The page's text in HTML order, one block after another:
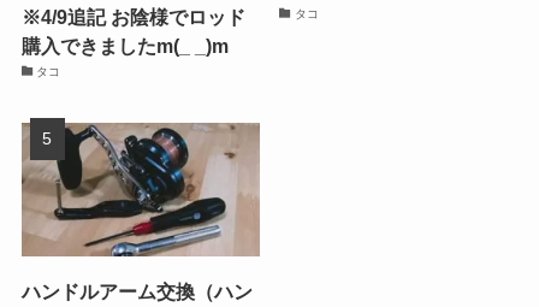
※4/9追記 お陰様でロッド
購入できましたm(_ _)m
タコ
タコ
ハンドルアーム交換（ハン